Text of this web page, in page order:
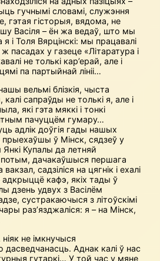
гучнымі словамі, служэння
гэтая гісторыя, вядома, не
Васіля – ён жа ведаў, што мы
я і Толя Вярцінскі: мы працавалі
ж пасадах у газеце «Літаратура і
не толькі кар’ерай, але і
па партыйнай лініі…
вельмі блізкія, чыста
калі сапраўды не толькі я, але і
які гэта мяккі і тонкі
пачуццём гумару…
адлік доўгія гады нашых
прыехаўшы ў Мінск, сядзеў у
Купалы да летняй
дачакаўшыся першага
садзіліся на цягнік і ехалі
кафэ, якіх тады ў
дзень удвух з Васілём
сустракаючыся з літоўскімі
раз’язджаліся: я – на Мінск,
не імкнучыся
Аднак калі ў нас
гутаркі… У той час у мяне